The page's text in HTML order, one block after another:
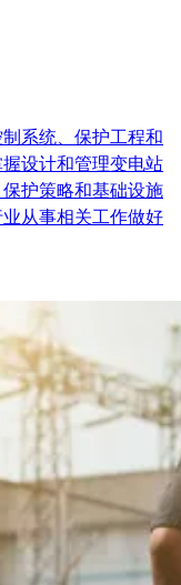
系统、保护工程和
设计和管理变电站
护策略和基础设施
从事相关工作做好